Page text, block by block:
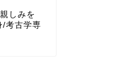
しみを
/考古学専